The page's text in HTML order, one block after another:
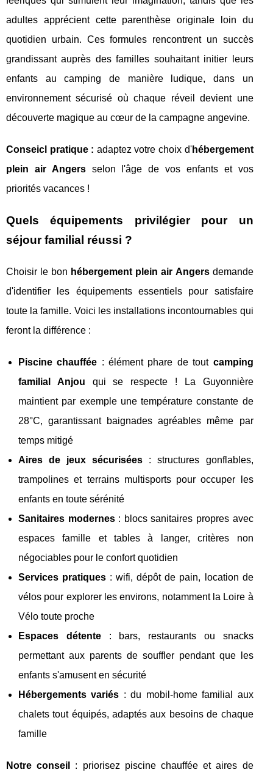
adultes apprécient cette parenthèse originale loin du
quotidien urbain. Ces formules rencontrent un succès
grandissant auprès des familles souhaitant initier leurs
enfants au camping de manière ludique, dans un
environnement sécurisé où chaque réveil devient une
découverte magique au cœur de la campagne angevine.
Conseicl pratique : adaptez votre choix d'hébergement
plein air Angersselon l'âge de vos enfants et vos
priorités vacances !
Quels équipements privilégier pour un
séjour familial réussi ?
Choisir le bon hébergement plein air Angersdemande
d'identifier les équipements essentiels pour satisfaire
toute la famille. Voici les installations incontournables qui
feront la différence :
Piscine chauffée : élément phare de tout camping
familial Anjou qui se respecte ! La Guyonnière
maintient par exemple une température constante de
28°C, garantissant baignades agréables même par
temps mitigé
Aires de jeux sécurisées : structures gonflables,
trampolines et terrains multisports pour occuper les
enfants en toute sérénité
Sanitaires modernes: blocs sanitaires propres avec
espaces famille et tables à langer, critères non
négociables pour le confort quotidien
Services pratiques : wifi, dépôt de pain, location de
vélos pour explorer les environs, notamment la Loire à
Vélo toute proche
Espaces détente: bars, restaurants ou snacks
permettant aux parents de souffler pendant que les
enfants s'amusent en sécurité
Hébergements variés : du mobil-home familial aux
chalets tout équipés, adaptés aux besoins de chaque
famille
Notre conseil : priorisez piscine chauffée et aires de